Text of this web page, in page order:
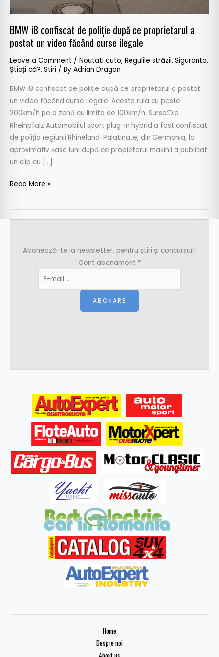
BMW i8 confiscat de poliție după ce proprietarul a
postat un video făcând curse ilegale
Leave a Comment / Noutati auto, Regulile străzii, Siguranta,
Știați că?, Stiri / By Adrian Dragan
BMW i8 confiscat de poliție după ce proprietarul a postat
un video făcând curse ilegale. Acesta rula cu peste
200km/h pe o zonă cu limita de 100km/h. Sursa:Die
Rheinpfalz Automobilul sport plug-in hybrid a fost confiscat
de poliția regiunii Rhineland-Palatinate, din Germania, la
aproximativ șase luni după ce propietarul mașinii a publicat
un clip cu […]
proprietarul
postat
un
făcând
ilegale
Read More »
Abonează-te la newsletter, pentru știri și concursuri!
Cont abonament *
ABONARE
Home
Despre noi
About us